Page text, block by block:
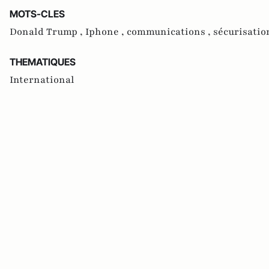
MOTS-CLES
Donald Trump , Iphone , communications ,
THEMATIQUES
International